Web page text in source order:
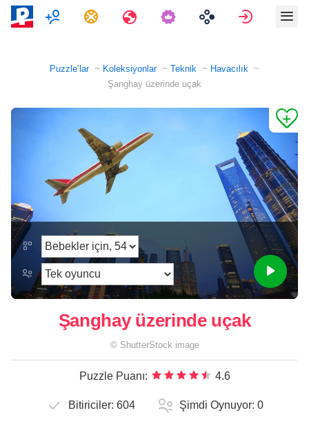
Çok oyunculu
Görevler Seyahatler Giriş Yap
Puzzle’lar Koleksiyonlar Teknik
Havacılık
Şanghay üzerinde uçak
Şanghay üzerinde uçak
© ShutterStock image
Puzzle Puanı: 4.6
Bitiriciler: 604 Şimdi Oynuyor: 0